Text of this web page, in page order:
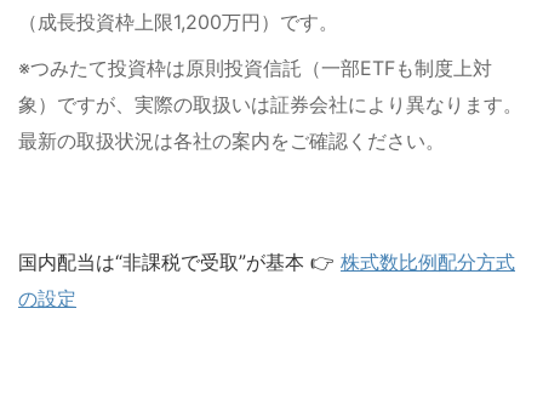
（成長投資枠上限1,200万円）です。
※つみたて投資枠は原則投資信託（一部ETFも制度上対
象）ですが、実際の取扱いは証券会社により異なります。
最新の取扱状況は各社の案内をご確認ください。
国内配当は“非課税で受取”が基本 👉 株式数比例配分方式
の設定